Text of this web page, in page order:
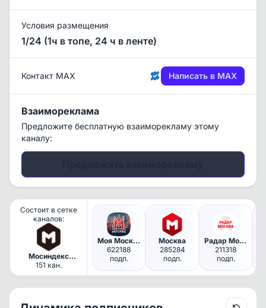
Условия размещения
1/24 (1ч в топе, 24 ч в ленте)
Контакт MAX Написать в MAX
Взаимореклама
Предложите бесплатную взаиморекламу этому
каналу:
Состоит в сетке
каналов:
Мосиндекс
Медиа /
Московские
151 кан.
Моя Москва
622188
подп.
Москва
285284
подп.
Радар Москва и МО | Оповещения
211318
подп.